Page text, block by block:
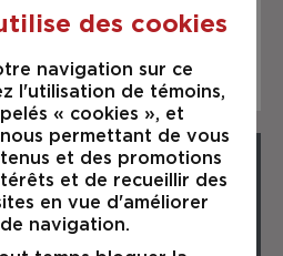
réservés
des cookies
navigation sur ce
l'utilisation de témoins,
« cookies », et
permettant de vous
et des promotions
et de recueillir des
en vue d'améliorer
navigation.